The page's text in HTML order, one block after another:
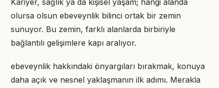
Kariyer, sağlık ya da kişisel yaşam; hangi alanda
olursa olsun ebeveynlik bilinci ortak bir zemin
sunuyor. Bu zemin, farklı alanlarda birbiriyle
bağlantılı gelişimlere kapı aralıyor.
ebeveynlik hakkındaki önyargıları bırakmak, konuya
daha açık ve nesnel yaklaşmanın ilk adımı. Merakla